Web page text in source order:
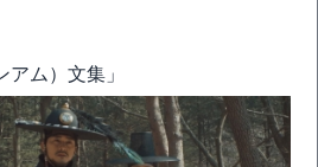
ム）文集」